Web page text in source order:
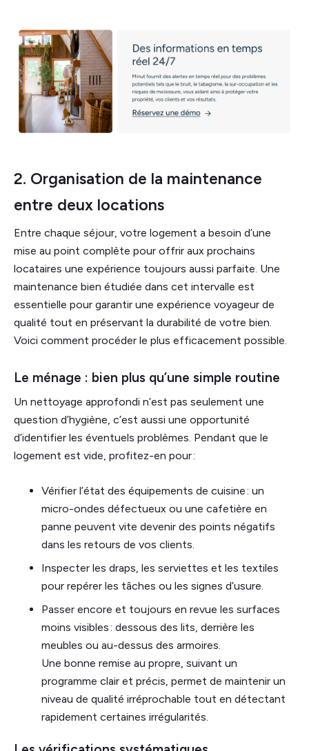
2. Organisation de la maintenance
entre deux locations
Entre chaque séjour, votre logement a besoin d’une
mise au point complète pour offrir aux prochains
locataires une expérience toujours aussi parfaite. Une
maintenance bien étudiée dans cet intervalle est
essentielle pour garantir une expérience voyageur de
qualité tout en préservant la durabilité de votre bien.
Voici comment procéder le plus efficacement possible.
Le ménage : bien plus qu’une simple routine
Un nettoyage approfondi n’est pas seulement une
question d’hygiène, c’est aussi une opportunité
d’identifier les éventuels problèmes. Pendant que le
logement est vide, profitez-en pour :
Vérifier l’état des équipements de cuisine : un
micro-ondes défectueux ou une cafetière en
panne peuvent vite devenir des points négatifs
dans les retours de vos clients.
Inspecter les draps, les serviettes et les textiles
pour repérer les tâches ou les signes d’usure.
Passer encore et toujours en revue les surfaces
moins visibles : dessous des lits, derrière les
meubles ou au-dessus des armoires.
Une bonne remise au propre, suivant un
programme clair et précis, permet de maintenir un
niveau de qualité irréprochable tout en détectant
rapidement certaines irrégularités.